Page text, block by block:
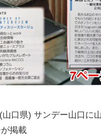
山口県) サンデー山口に
掲載